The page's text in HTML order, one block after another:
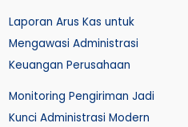
Laporan Arus Kas untuk
Mengawasi Administrasi
Keuangan Perusahaan
Monitoring Pengiriman Jadi
Kunci Administrasi Modern